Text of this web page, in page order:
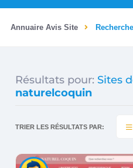
Annuaire Avis Site
Résultats pour: Sites
naturelcoquin
TRIER LES RÉSULTATS PAR: